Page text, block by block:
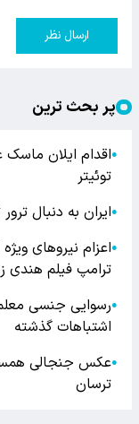
ارسال نظر
پر بحث ترین
●اقدام ایلان ماسک
توئیتر
●ایران به دنبال
●اعزام نیروهای
ترامپ فیلم هندی
●
اشتباهات گذشته
●عکس جنجالی
ترسان